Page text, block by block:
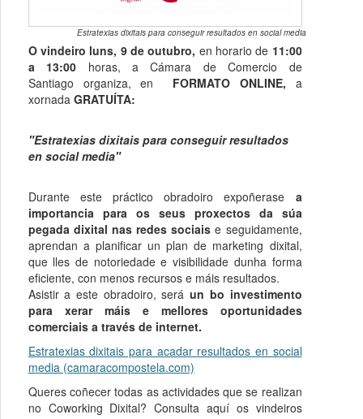
Estratexias dixitais para conseguir resultados en social media
O vindeiro luns, 9 de outubro, en horario de 11:00
a 13:00 horas, a Cámara de Comercio de
Santiago
organiza, en FORMATO ONLINE, a
xornada GRATUÍTA:
"Estratexias dixitais para conseguir resultados
en social media"
Durante este práctico obradoiro expoñerase a
importancia para os seus proxectos da súa
pegada dixital nas redes sociais e seguidamente,
aprendan a planificar un plan de marketing dixital,
que lles de notoriedade e visibilidade dunha forma
eficiente, con menos recursos e máis resultados.
Asistir a este obradoiro, seráun bo investimento
para xerar máis e mellores oportunidades
comerciais a través de internet.
Estratexias dixitais para acadar resultados en social
media (camaracompostela.com)
Queres coñecer todas as actividades que se realizan
no Coworking Dixital? Consulta aquí os vindeiros